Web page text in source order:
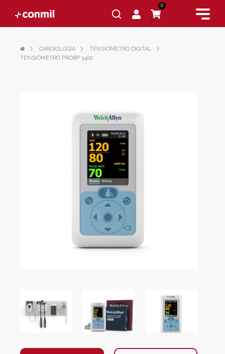
0
$0
CARDIOLOGÍA
TENSIÓMETRO DIGITAL
TENSIÓMETRO PROBP 3400